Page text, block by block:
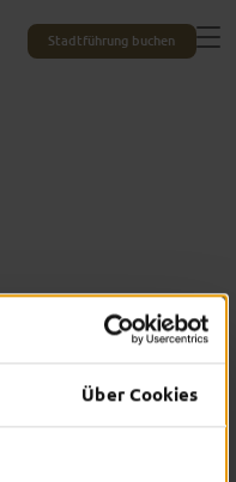
Über Cookies
Stadtführung buchen